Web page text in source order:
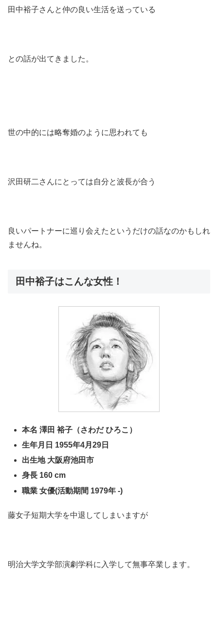
田中裕子さんと仲の良い生活を送っている
との話が出てきました。
世の中的には略奪婚のように思われても
沢田研二さんにとっては自分と波長が合う
良いパートナーに巡り会えたというだけの話なのかもしれ
ませんね。
田中裕子はこんな女性！
本名 澤田 裕子（さわだ ひろこ）
生年月日 1955年4月29日
出生地 大阪府池田市
身長 160 cm
職業 女優(活動期間 1979年 -)
藤女子短期大学を中退してしまいますが
明治大学文学部演劇学科に入学して無事卒業します。